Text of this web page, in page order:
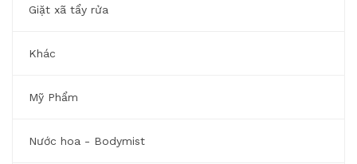
Giặt xã tẩy rửa
Khác
Mỹ Phẩm
Nước hoa - Bodymist